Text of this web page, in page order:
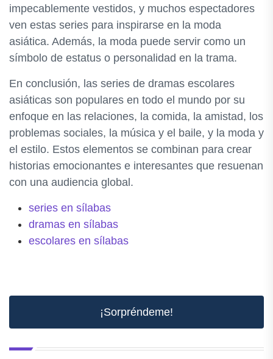
impecablemente vestidos, y muchos espectadores
ven estas series para inspirarse en la moda
asiática. Además, la moda puede servir como un
símbolo de estatus o personalidad en la trama.
En conclusión, las series de dramas escolares
asiáticas son populares en todo el mundo por su
enfoque en las relaciones, la comida, la amistad, los
problemas sociales, la música y el baile, y la moda y
el estilo. Estos elementos se combinan para crear
historias emocionantes e interesantes que resuenan
con una audiencia global.
series en sílabas
dramas en sílabas
escolares en sílabas
¡Sorpréndeme!